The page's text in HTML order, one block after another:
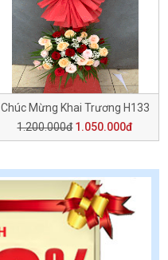
Chúc Mừng Khai Trương H133
1.200.000đ 1.050.000đ